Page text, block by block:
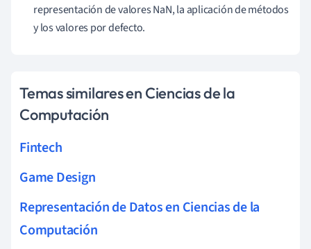
representación de valores NaN, la aplicación de métodos
y los valores por defecto.
Temas similares en Ciencias de la
Computación
Fintech
Game Design
Representación de Datos en Ciencias de la
Computación